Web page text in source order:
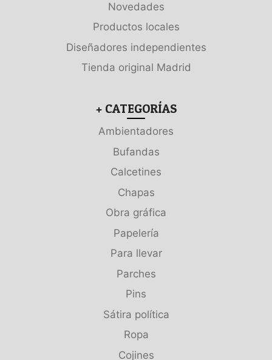
Novedades
Productos locales
Diseñadores independientes
Tienda original Madrid
+ CATEGORÍAS
Ambientadores
Bufandas
Calcetines
Chapas
Obra gráfica
Papelería
Para llevar
Parches
Pins
Sátira política
Ropa
Cojines